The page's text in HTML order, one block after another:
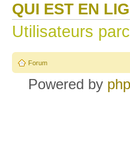
QUI EST EN
Utilisateurs
Forum
Powered by